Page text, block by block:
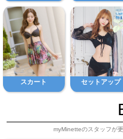
スカート セットアップ
myMinetteのスタッフが